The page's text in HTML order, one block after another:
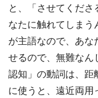
と、「させてくだ
なたに触れてしま
が主語なので、あ
せるので、無難なん
認知」の動詞は、
に使うと、遠近両